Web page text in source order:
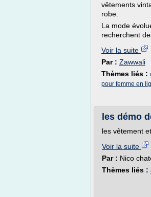
vêtements
robe.
La mode
recherchent
Voir la suite
Par : Zawwali
Thèmes liés :
pour femme en
les démo
les vêtement
Voir la suite
Par : Nico
Thèmes liés :